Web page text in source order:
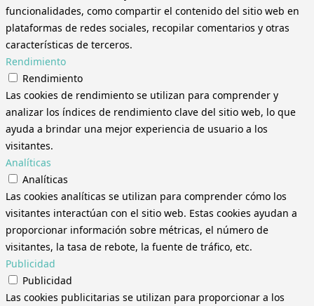
funcionalidades, como compartir el contenido del sitio web en
plataformas de redes sociales, recopilar comentarios y otras
características de terceros.
Rendimiento
Rendimiento
Las cookies de rendimiento se utilizan para comprender y
analizar los índices de rendimiento clave del sitio web, lo que
ayuda a brindar una mejor experiencia de usuario a los
visitantes.
Analíticas
Analíticas
Las cookies analíticas se utilizan para comprender cómo los
visitantes interactúan con el sitio web. Estas cookies ayudan a
proporcionar información sobre métricas, el número de
visitantes, la tasa de rebote, la fuente de tráfico, etc.
Publicidad
Publicidad
Las cookies publicitarias se utilizan para proporcionar a los